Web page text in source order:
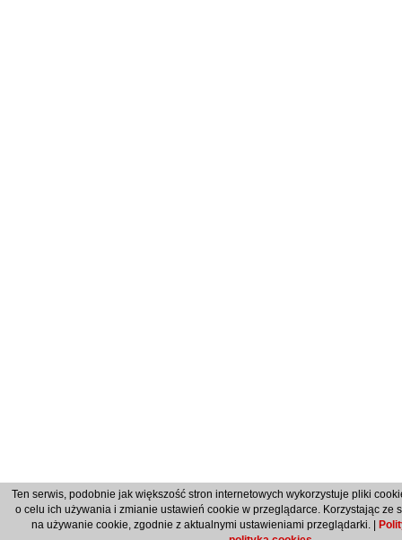
Ten serwis, podobnie jak większość stron internetowych wykorzystuje pliki
o celu ich używania i zmianie ustawień cookie w przeglądarce. Korzystając ze
na używanie cookie, zgodnie z aktualnymi ustawieniami przeglądarki. |